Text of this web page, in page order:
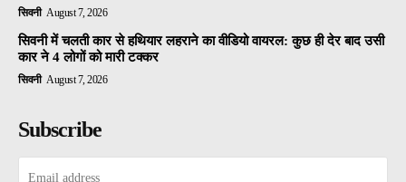
सिवनी August 7, 2026
सिवनी में चलती कार से हथियार लहराने का वीडियो वायरल: कुछ ही देर बाद उसी
कार ने 4 लोगों को मारी टक्कर
सिवनी August 7, 2026
Subscribe